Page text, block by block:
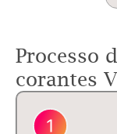
Processo
corantes